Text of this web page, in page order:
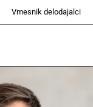
Vmesnik delodajalci